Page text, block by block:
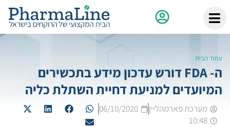
עמוד הבית
ה- FDA דורש עדכון מידע בתכשירים
המיועדים למניעת דחיית השתלת כליה
מערכת פארמהליין
06/10/2020
10:48